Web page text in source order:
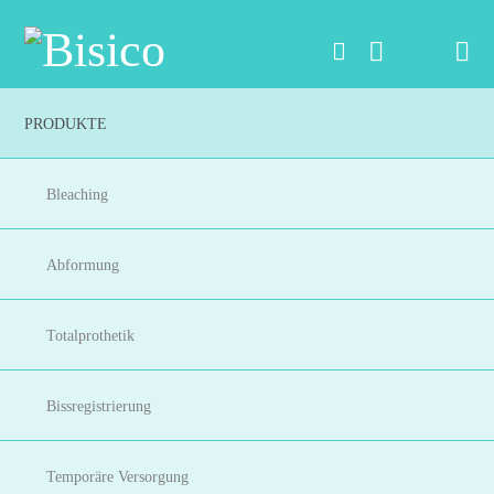
PRODUKTE
Bleaching
Abformung
Totalprothetik
Bissregistrierung
Temporäre Versorgung